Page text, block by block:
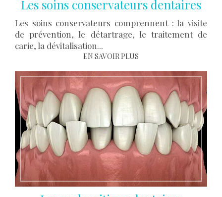
Les soins conservateurs dentaires
Les soins conservateurs comprennent : la visite
de prévention, le détartrage, le traitement de
carie, la dévitalisation...
EN SAVOIR PLUS